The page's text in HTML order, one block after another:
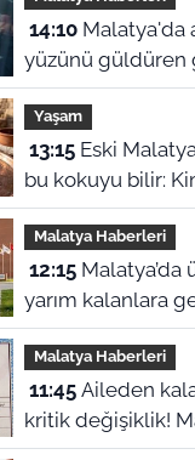
14:10Malatya'da araç sahiplerinin
yüzünü güldüren
Yaşam
13:15Eski Malatya pazar masaları
bu kokuyu bilir:
yedi kimi yağla,
Malatya Haberleri
12:15Malatya’da üniversitesi
yarım kalanlara
aylık başvuru
Malatya Haberleri
11:45Aileden kalan ev ve arsa için
kritik değişiklik!
mirasçılar ne